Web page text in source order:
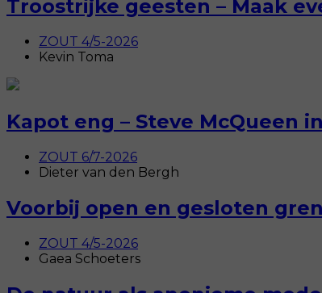
Troostrijke geesten – Maak
ZOUT 4/5-2026
Kevin Toma
Kapot eng – Steve McQueen
ZOUT 6/7-2026
Dieter van den Bergh
Voorbij open en gesloten
ZOUT 4/5-2026
Gaea Schoeters